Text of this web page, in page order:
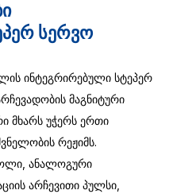
სერვო
ინტეგრირებული სტეპერ
მაგნიტური
მხარს უჭერს ერთი
რეჟიმს.
ანალოგური
არჩევითი პულსი,